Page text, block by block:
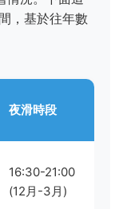
，基於往年數
夜滑時段
16:30-21:00
(12月-3月)